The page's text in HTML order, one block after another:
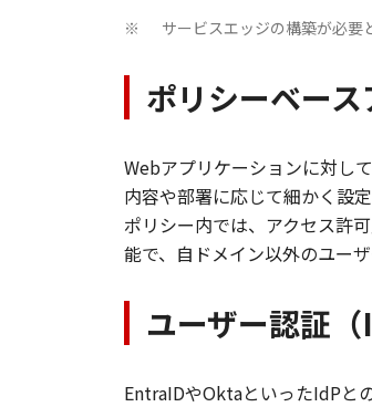
※ サービスエッジの構築が必要
ポリシーベー
Webアプリケーションに対し
内容や部署に応じて細かく設
ポリシー内では、アクセス許
能で、自ドメイン以外のユー
ユーザー認証（
EntraIDやOktaといったIdPと